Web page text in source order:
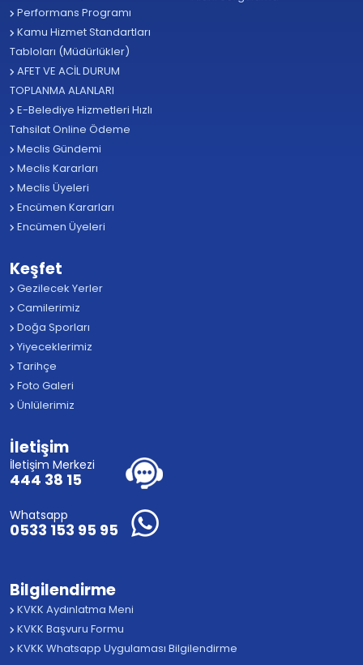
Performans Programı
Kamu Hizmet Standartları
Tabloları (Müdürlükler)
AFET VE ACİL DURUM
TOPLANMA ALANLARI
E-Belediye Hizmetleri Hızlı
Tahsilat Online Ödeme
Meclis Gündemi
Meclis Kararları
Meclis Üyeleri
Encümen Kararları
Encümen Üyeleri
Keşfet
Gezilecek Yerler
Camilerimiz
Doğa Sporları
Yiyeceklerimiz
Tarihçe
Foto Galeri
Ünlülerimiz
İletişim
İletişim Merkezi
444 38 15
Whatsapp
0533 153 95 95
Bilgilendirme
KVKK Aydınlatma Meni
KVKK Başvuru Formu
KVKK Whatsapp Uygulaması Bilgilendirme